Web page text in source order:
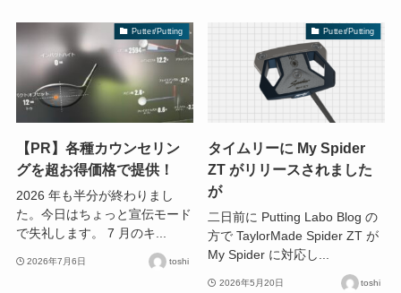
Putter/Putting
【PR】各種カウンセリン
グを超お得価格で提供！
2026 年も半分が終わりまし
た。今日はちょっと宣伝モード
で失礼します。 7 月のキ...
2026年7月6日 toshi
Putter/Putting
タイムリーに My Spider
ZT がリリースされました
が
二日前に Putting Labo Blog の
方で TaylorMade Spider ZT が
My Spider に対応し...
2026年5月20日 toshi